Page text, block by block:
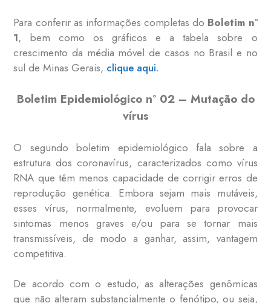
Para conferir as informações completas do Boletim n°
1, bem como os gráficos e a tabela sobre o
crescimento da média móvel de casos no Brasil e no
sul de Minas Gerais, clique aqui.
Boletim Epidemiológico n° 02 – Mutação do
vírus
O segundo boletim epidemiológico fala sobre a
estrutura dos coronavírus, caracterizados como vírus
RNA que têm menos capacidade de corrigir erros de
reprodução genética. Embora sejam mais mutáveis,
esses vírus, normalmente, evoluem para provocar
sintomas menos graves e/ou para se tornar mais
transmissíveis, de modo a ganhar, assim, vantagem
competitiva.
De acordo com o estudo, as alterações genômicas
que não alteram substancialmente o fenótipo, ou seja,